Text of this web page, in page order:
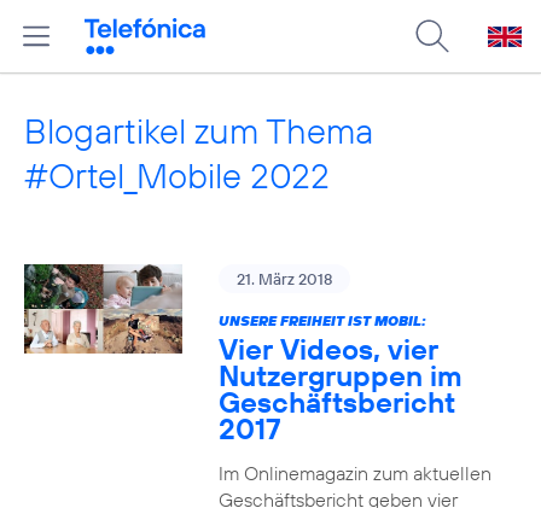
Blogartikel zum Thema
#Ortel_Mobile 2022
21. März 2018
UNSERE FREIHEIT IST MOBIL:
Vier Videos, vier
Nutzergruppen im
Geschäftsbericht
2017
Im Onlinemagazin zum aktuellen
Geschäftsbericht geben vier